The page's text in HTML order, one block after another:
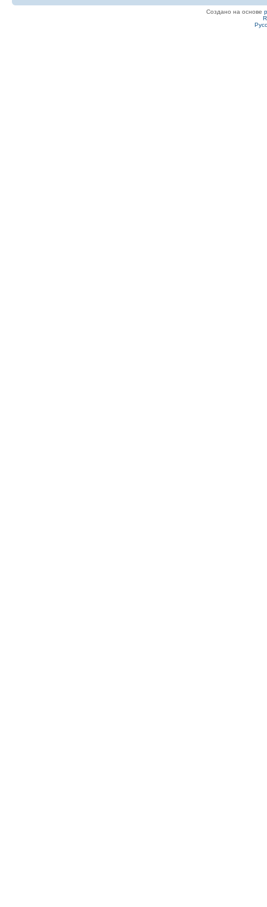
Создано на основе